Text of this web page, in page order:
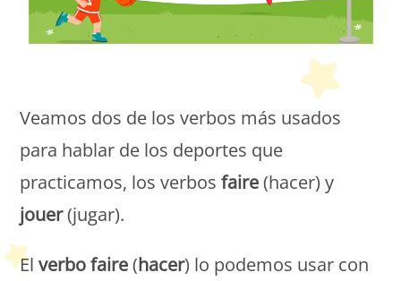
Veamos dos de los verbos más usados
para hablar de los deportes que
practicamos, los verbosfaire(hacer) y
jouer(jugar).
Elverbo faire(hacer) lo podemos usar con